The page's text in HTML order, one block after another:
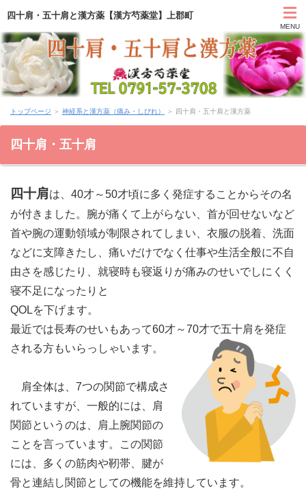
四十肩・五十肩と漢方薬【漢方芍薬堂】上郡町
MENU
HOME
カウンセリング
アクセス
お問い合わせ
薬膳ブログ「日々塩梅」
上郡日記ブログ
トップページ ＞ 神経系と漢方薬（痛み・しびれ） ＞ 四十肩・五十肩と漢方薬
四十肩・五十肩
四十肩は、40才～50才頃に多く発症することからその名
が付きました。腕が痛くて上がらない、首が回せないなど
首や腕の運動領域が制限されてしまい、衣服の脱着、洗面
などに支障きたし、痛いだけでなく仕事や生活全般に不自
由さを感じたり、就寝時も寝返りが痛みのせいでしにくく
寝不足になったりと
QOLを下げます。
最近では長寿のせいもあって60才～70才で五十肩を発症
される方もいらっしゃいます。
肩全体は、7つの関節で構成さ
れていますが、一般的には、肩
関節というのは、肩上腕関節の
ことを言っています。この関節
には、多くの筋肉や靭帯、腱が
骨と連結し関節としての機能を維持しています。